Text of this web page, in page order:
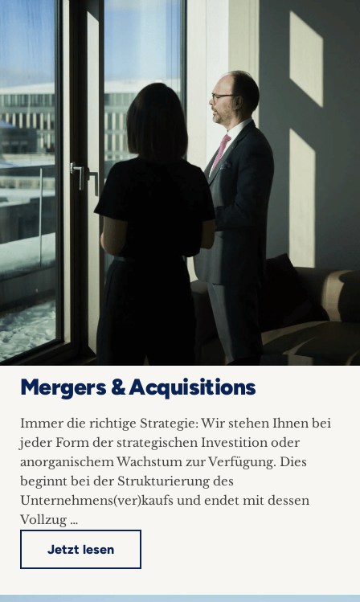
Mergers & Acquisitions
Immer die richtige Strategie: Wir stehen Ihnen bei
jeder Form der strategischen Investition oder
anorganischem Wachstum zur Verfügung. Dies
beginnt bei der Strukturierung des
Unternehmens(ver)kaufs und endet mit dessen
Vollzug …
Jetzt lesen